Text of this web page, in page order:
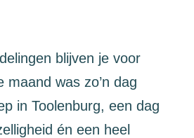
blijven je voor
maand was zo’n dag
in Toolenburg, een dag
én een heel